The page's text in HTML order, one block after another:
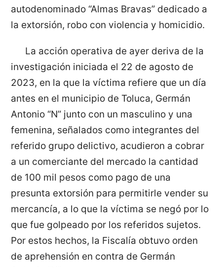
autodenominado “Almas Bravas” dedicado a
la extorsión, robo con violencia y homicidio.
La acción operativa de ayer deriva de la
investigación iniciada el 22 de agosto de
2023, en la que la víctima refiere que un día
antes en el municipio de Toluca, Germán
Antonio “N” junto con un masculino y una
femenina, señalados como integrantes del
referido grupo delictivo, acudieron a cobrar
a un comerciante del mercado la cantidad
de 100 mil pesos como pago de una
presunta extorsión para permitirle vender su
mercancía, a lo que la víctima se negó por lo
que fue golpeado por los referidos sujetos.
Por estos hechos, la Fiscalía obtuvo orden
de aprehensión en contra de Germán